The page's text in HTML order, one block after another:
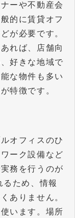
ーや不動産会
的に賃貸オフ
が必要です。
れば、店舗向
好きな地域で
な物件も多い
特徴です。
オフィスのひ
ーク設備など
務を行うのが
ため、情報
ありません。
います。場所